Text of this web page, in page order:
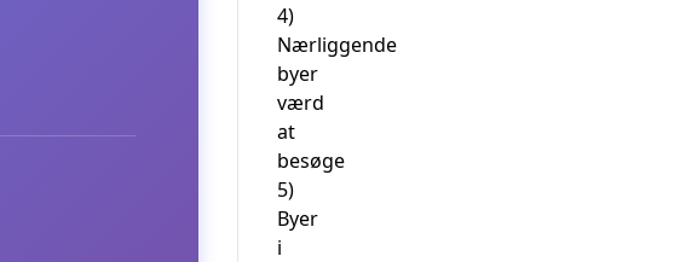
4)
Nærliggende
byer
værd
at
besøge
5)
Byer
i